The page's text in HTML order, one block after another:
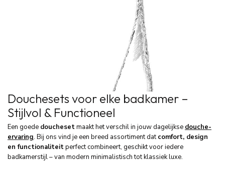
Douchesets voor elke badkamer –
Stijlvol & Functioneel
Een goede douchesetmaakt het verschil in jouw dagelijkse douche-
ervaring. Bij ons vind je een breed assortiment datcomfort, design
en functionaliteitperfect combineert, geschikt voor iedere
badkamerstijl – van modern minimalistisch tot klassiek luxe.